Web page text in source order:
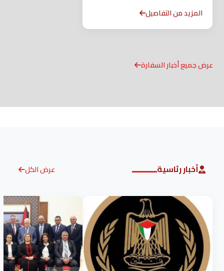
المزيد من التفاصيل
عرض جميع أخبار السفارة
أخبار رئاسية عرض الكل